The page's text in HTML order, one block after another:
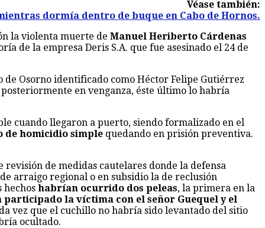
Véase también:
dormía dentro de buque en Cabo de Hornos.
la violenta muerte de Manuel Heriberto Cárdenas
de la empresa Deris S.A. que fue asesinado el 24 de
Osorno identificado como Héctor Felipe Gutiérrez
en venganza, éste último lo habría
cuando llegaron a puerto, siendo formalizado en el
de homicidio simple quedando en prisión preventiva.
revisión de medidas cautelares donde la defensa
arraigo regional o en subsidio la de reclusión
hechos habrían ocurrido dos peleas, la primera en la
la víctima con el señor Guequel y el
vez que el cuchillo no habría sido levantado del sitio
ocultado.